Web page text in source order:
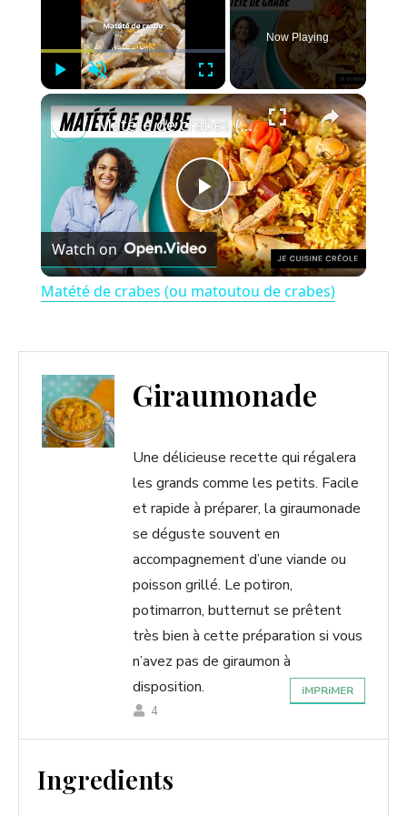
Play Unmute Fullscreen
Now Playing
×
P
l
i
d
e
o
Matété de crabes (ou matoutou de crabes)
Watch on
Matété de crabes (ou matoutou de crabes)
Giraumonade
Une délicieuse recette qui régalera
les grands comme les petits. Facile
et rapide à préparer, la giraumonade
se déguste souvent en
accompagnement d’une viande ou
poisson grillé. Le potiron,
potimarron, butternut se prêtent
très bien à cette préparation si vous
n’avez pas de giraumon à
disposition.
iMPRiMER
4
Ingredients